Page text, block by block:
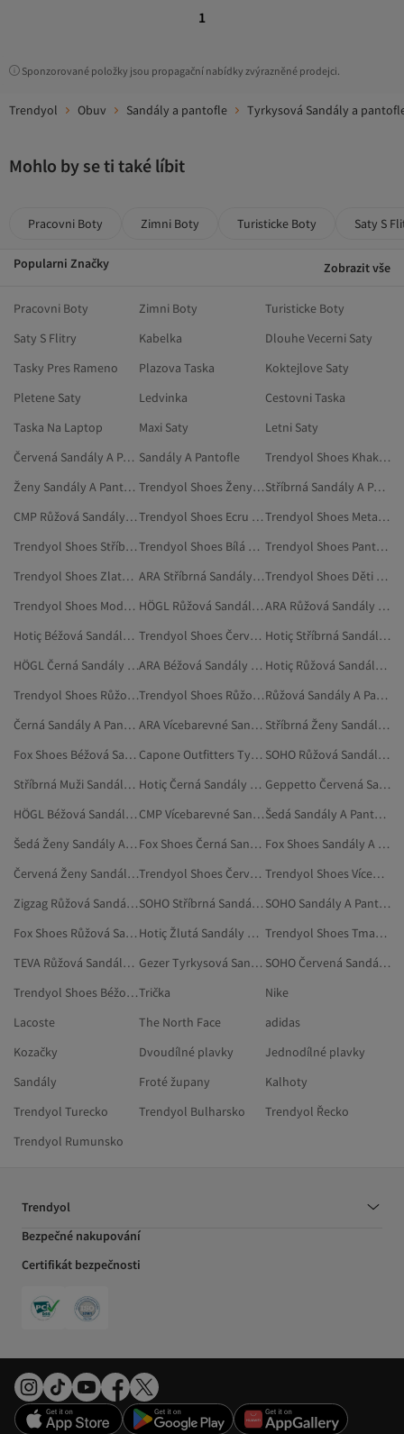
1
Sponzorované položky jsou propagační nabídky zvýrazněné prodejci.
Trendyol Obuv Sandály a pantofle Tyrkysová Sandály a
Mohlo by se ti také líbit
Pracovni Boty Zimni Boty Turisticke Boty Saty S
Popularni Značky Zobrazit vše
Pracovni Boty Zimni Boty
Turisticke Boty
Saty S Flitry
Kabelka
Dlouhe Vecerni Saty
Tasky Pres Rameno
Plazova Taska
Koktejlove Saty
Pletene Saty
Ledvinka
Cestovni Taska
Taska Na Laptop
Maxi Saty
Letni Saty
Červená Sandály A Pantofle Sandály A Pantofle
Trendyol Shoes Khaki Sandály A Pantofle
Ženy Sandály A Pantofle
Trendyol Shoes Ženy Sandály A Pantofle
Stříbrná Sandály A Pantofle
CMP Růžová Sandály A Pantofle
Trendyol Shoes Ecru Sandály A Pantofle
Trendyol Shoes Metalická Sandály A Pantofle
Trendyol Shoes Stříbrná Sandály
Trendyol Shoes Bílá Sandály A Pantofle
Trendyol Shoes Pantofle
Trendyol Shoes Zlatá Barva Sandály A Pantofle
ARA Stříbrná Sandály A Pantofle
Trendyol Shoes Děti Sandály A Pantofle
Trendyol Shoes Modrá Sandály A Pantofle
HÖGL Růžová Sandály A Pantofle
ARA Růžová Sandály A Pantofle
Hotiç Béžová Sandály A Pantofle
Trendyol Shoes Červená Sandály
Hotiç Stříbrná Sandály A Pantofle
HÖGL Černá Sandály A Pantofle
ARA Béžová Sandály A Pantofle
Hotiç Růžová Sandály A Pantofle
Trendyol Shoes Růžová Sandály
Trendyol Shoes Růžová Pantofle
Růžová Sandály A Pantofle
Černá Sandály A Pantofle
ARA Vícebarevné Sandály A Pantofle
Stříbrná Ženy Sandály A Pantofle
Fox Shoes Béžová Sandály A Pantofle
Capone Outfitters Tyrkysová Sandály A Pantofle
SOHO Růžová Sandály A Pantofle
Stříbrná Muži Sandály A Pantofle
Hotiç Černá Sandály A Pantofle
Geppetto Červená Sandály A Pantofle
HÖGL Béžová Sandály A Pantofle
CMP Vícebarevné Sandály A Pantofle
Šedá Sandály A Pantofle
Šedá Ženy Sandály A Pantofle
Fox Shoes Černá Sandály A Pantofle
Fox Shoes Sandály A Pantofle
Červená Ženy Sandály A Pantofle
Trendyol Shoes Červená Pantofle
Trendyol Shoes Vícebarevné Pantofle
Zigzag Růžová Sandály A Pantofle
SOHO Stříbrná Sandály A Pantofle
SOHO Sandály A Pantofle
Fox Shoes Růžová Sandály A Pantofle
Hotiç Žlutá Sandály A Pantofle
Trendyol Shoes Tmavě Modrá Sandály A Pantofle
TEVA Růžová Sandály A Pantofle
Gezer Tyrkysová Sandály A Pantofle
SOHO Červená Sandály A Pantofle
Trendyol Shoes Béžová PantofleTrička
Nike
Lacoste
The North Face
adidas
Kozačky
Dvoudílné plavky
Jednodílné plavky
Sandály
Froté župany
Kalhoty
Trendyol Turecko
Trendyol Bulharsko
Trendyol Řecko
Trendyol Rumunsko
Trendyol
Bezpečné nakupování
Certifikát bezpečnosti